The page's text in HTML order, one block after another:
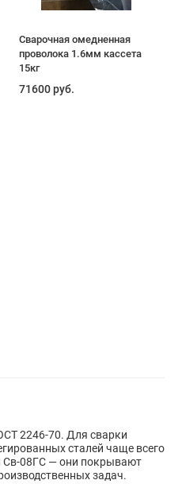
Сварочная омедненная
проволока 1.6мм кассета
15кг
71600 руб.
2246-70. Для сварки
сталей чаще всего
08ГС — они покрывают
задач.